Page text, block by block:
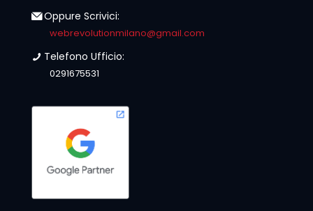
Oppure Scrivici:
webrevolutionmilano@gmail.com
Telefono Ufficio:
0291675531